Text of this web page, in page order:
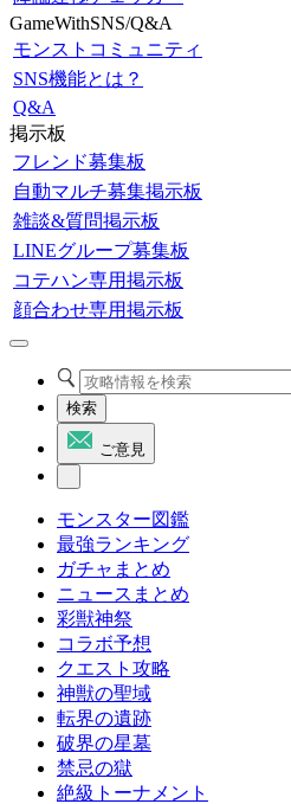
GameWithSNS/Q&A
モンストコミュニティ
SNS機能とは？
Q&A
掲示板
フレンド募集板
自動マルチ募集掲示板
雑談&質問掲示板
LINEグループ募集板
コテハン専用掲示板
顔合わせ専用掲示板
検索
ご意見
モンスター図鑑
最強ランキング
ガチャまとめ
ニュースまとめ
彩獣神祭
コラボ予想
クエスト攻略
神獣の聖域
転界の遺跡
破界の星墓
禁忌の獄
絶級トーナメント